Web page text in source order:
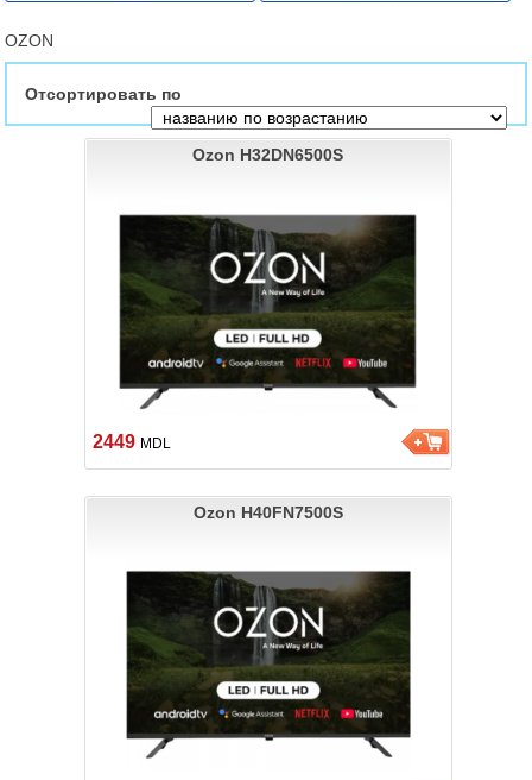
OZON
Отсортировать по
Ozon H32DN6500S
2449 MDL
Ozon H40FN7500S